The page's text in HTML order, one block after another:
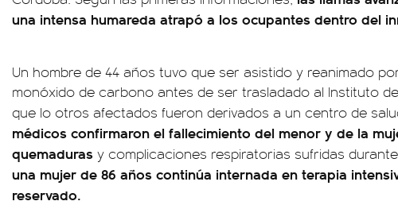
una intensa humareda atrapó a los ocupantes dentro del
Un hombre de 44 años tuvo que ser asistido y reanimado
monóxido de carbono antes de ser trasladado al Instituto
que lo otros afectados fueron derivados a un centro de
médicos confirmaron el fallecimiento del menor y de la
quemaduras y complicaciones respiratorias sufridas
una mujer de 86 años continúa internada en terapia
reservado.